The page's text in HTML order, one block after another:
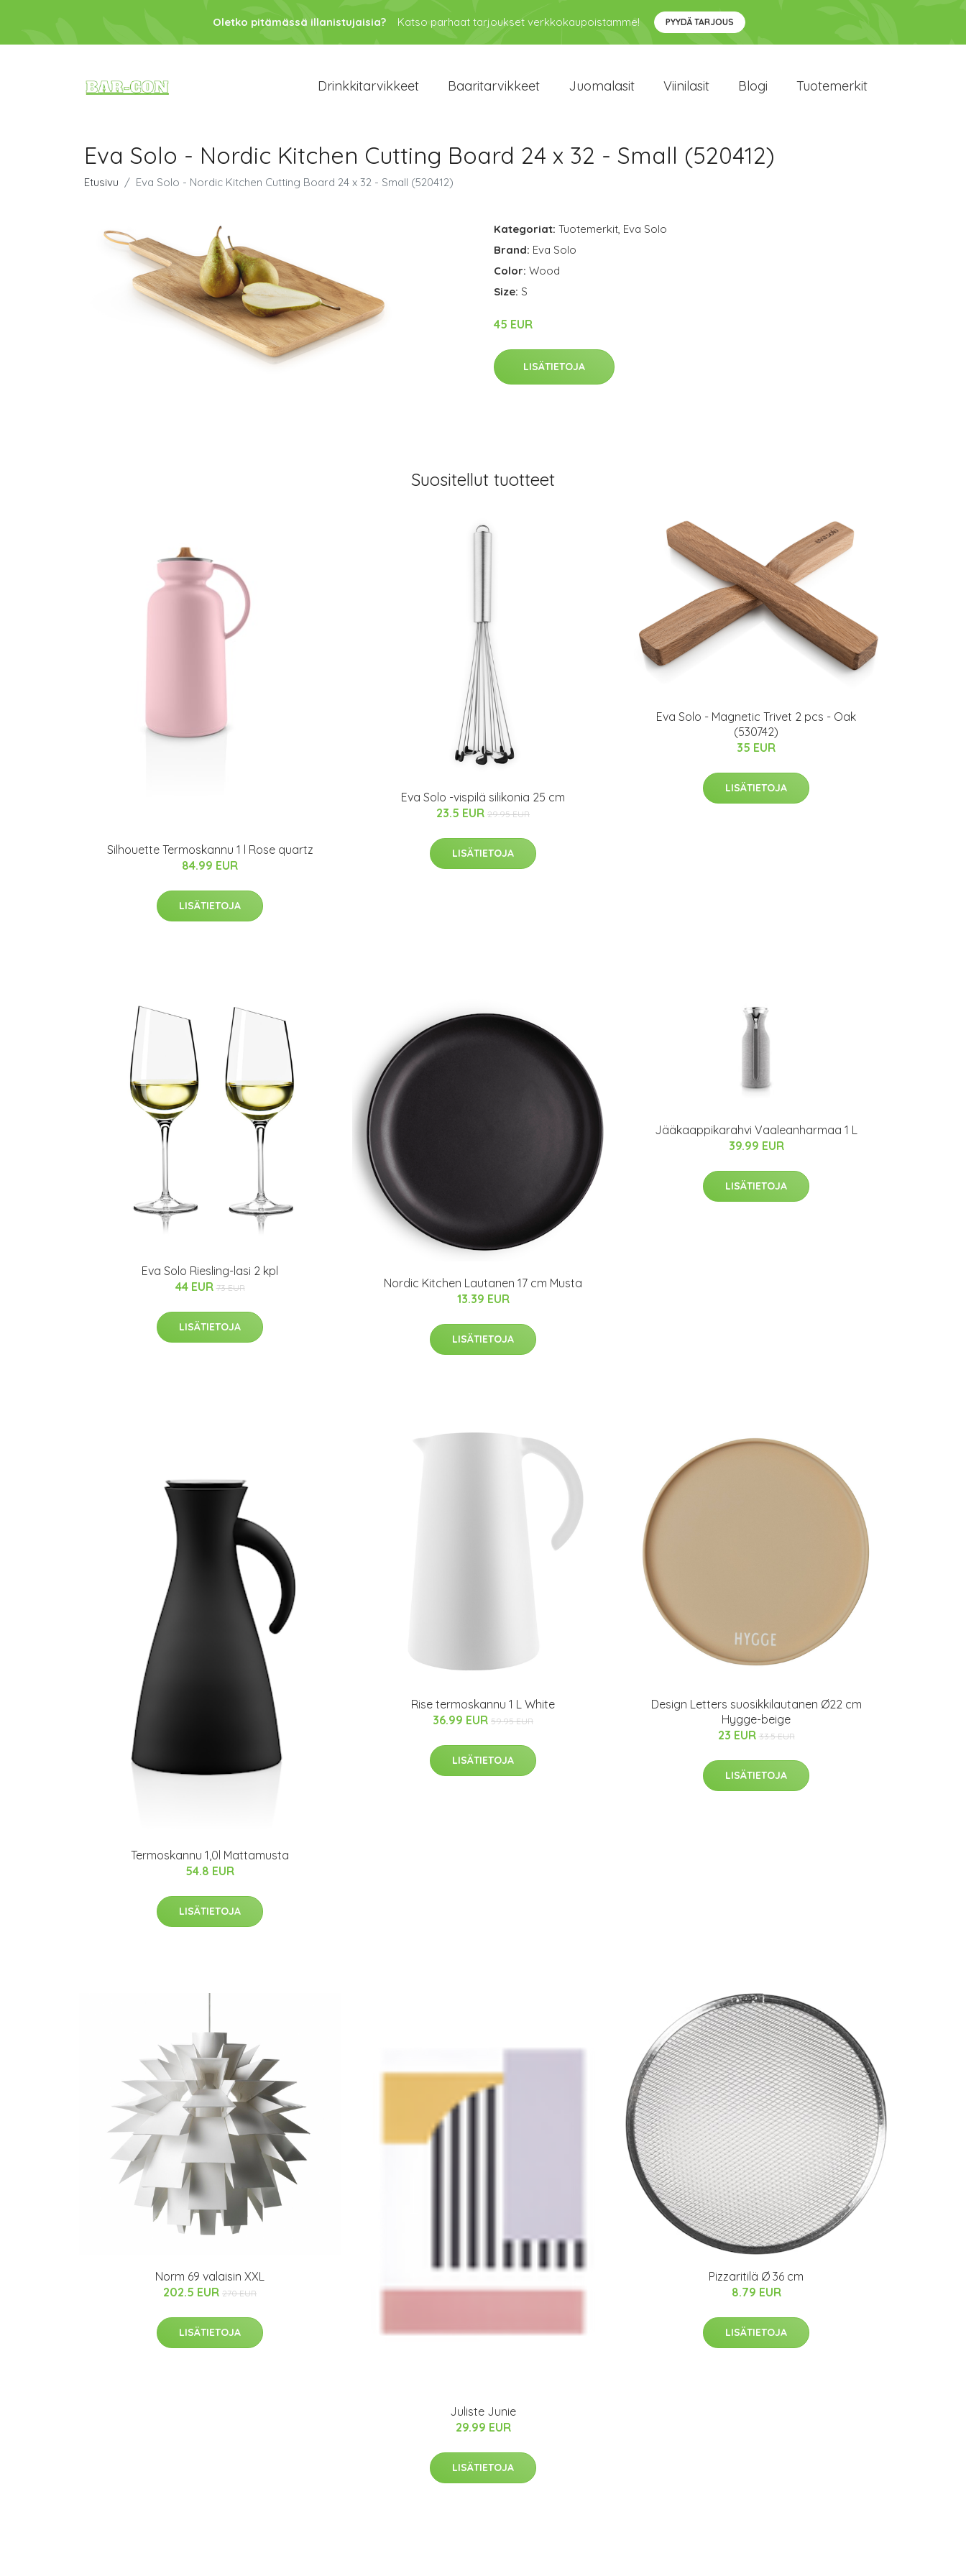
Oletko pitämässä illanistujaisia? Katso parhaat tarjoukset verkkokaupoistamme! PYYDÄ TARJOUS
Drinkkitarvikkeet Baaritarvikkeet Juomalasit Viinilasit Blogi Tuotemerkit
Eva Solo - Nordic Kitchen Cutting Board 24 x 32 - Small (520412)
Etusivu Eva Solo - Nordic Kitchen Cutting Board 24 x 32 - Small (520412)
Kategoriat: Tuotemerkit, Eva Solo
Brand: Eva Solo
Color: Wood
Size: S
45 EUR
LISÄTIETOJA
Suositellut tuotteet
Silhouette Termoskannu 1 l Rose quartz
84.99 EUR
LISÄTIETOJA
Eva Solo -vispilä silikonia 25 cm
23.5 EUR 29.95 EUR
LISÄTIETOJA
Eva Solo - Magnetic Trivet 2 pcs - Oak
(530742)
35 EUR
LISÄTIETOJA
Eva Solo Riesling-lasi 2 kpl
44 EUR 73 EUR
LISÄTIETOJA
Nordic Kitchen Lautanen 17 cm Musta
13.39 EUR
LISÄTIETOJA
Jääkaappikarahvi Vaaleanharmaa 1 L
39.99 EUR
LISÄTIETOJA
Termoskannu 1,0l Mattamusta
54.8 EUR
LISÄTIETOJA
Rise termoskannu 1 L White
36.99 EUR 59.95 EUR
LISÄTIETOJA
Design Letters suosikkilautanen Ø22 cm
Hygge-beige
23 EUR 33.5 EUR
LISÄTIETOJA
Norm 69 valaisin XXL
202.5 EUR 270 EUR
LISÄTIETOJA
Juliste Junie
29.99 EUR
LISÄTIETOJA
Pizzaritilä Ø 36 cm
8.79 EUR
LISÄTIETOJA